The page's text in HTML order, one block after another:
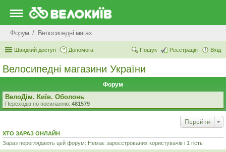
Форум Велосипедні магазини України
Швидкий доступ Допомога Вхід
Реєстрація
Пошук
Велосипедні магазини України
Форум
ВелоДім. Київ. Оболонь
Переходів по посиланню: 481579
Перейти
ХТО ЗАРАЗ ОНЛАЙН
Зараз переглядають цей форум: Немає зареєстрованих користувачів і 1 гість